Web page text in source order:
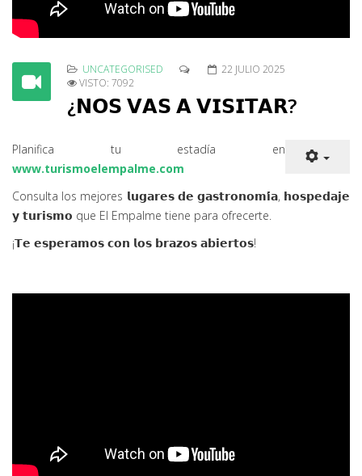
UNCATEGORISED
22 JULIO 2025
VISTO: 7092
¿𝗡𝗢𝗦 𝗩𝗔𝗦 𝗔 𝗩𝗜𝗦𝗜𝗧𝗔𝗥?
Planifica tu estadía en
www.turismoelempalme.com
Consulta los mejores 𝗹𝘂𝗴𝗮𝗿𝗲𝘀 𝗱𝗲 𝗴𝗮𝘀𝘁𝗿𝗼𝗻𝗼𝗺𝗶́𝗮, 𝗵𝗼𝘀𝗽𝗲𝗱𝗮𝗷𝗲
𝘆 𝘁𝘂𝗿𝗶𝘀𝗺𝗼 que El Empalme tiene para ofrecerte.
¡𝗧𝗲 𝗲𝘀𝗽𝗲𝗿𝗮𝗺𝗼𝘀 𝗰𝗼𝗻 𝗹𝗼𝘀 𝗯𝗿𝗮𝘇𝗼𝘀 𝗮𝗯𝗶𝗲𝗿𝘁𝗼𝘀!